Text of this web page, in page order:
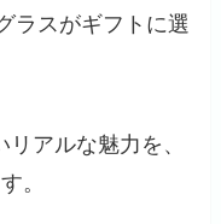
ラスがギフトに選
アルな魅力を、
。